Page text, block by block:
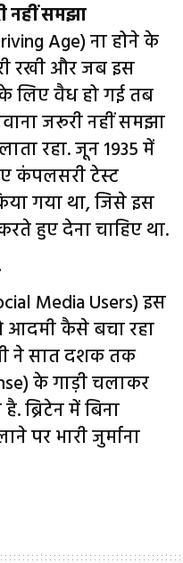
नहीं समझा
Age) ना होने के
रखी और जब इस
के लिए वैध हो गई तब
जरूरी नहीं समझा
रहा. जून 1935 में
कंपलसरी टेस्ट
गया था, जिसे इस
हुए देना चाहिए था.
Media Users) इस
आदमी कैसे बचा रहा
ने सात दशक तक
के गाड़ी चलाकर
ब्रिटेन में बिना
पर भारी जुर्माना